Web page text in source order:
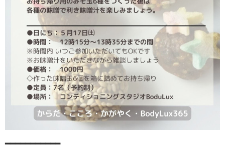
━━━━━━━━━━━